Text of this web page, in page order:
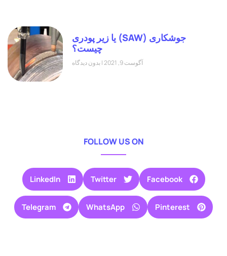
جوشکاری (SAW) یا زیر پودری
چیست؟
آگوست 9, 2021 بدون دیدگاه
FOLLOW US ON
Facebook
Twitter
LinkedIn
Pinterest
WhatsApp
Telegram